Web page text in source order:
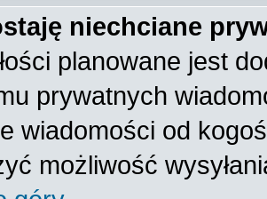
niechciane
planowane jest
prywatnych
wiadomości od
możliwość